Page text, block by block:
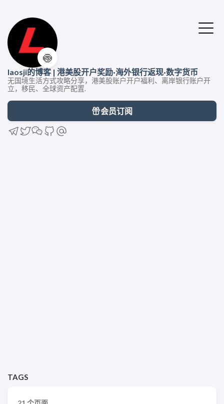
🍥
laosji的博客 | 港美股开户奖励·海外银行返现·数字货币
无国境生活方式攻略分享，港美股账户开户福利、离岸银行账户开
立，移民、全球资产配置.
会员订阅
TAGS